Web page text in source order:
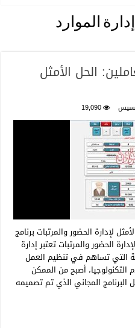
الموارد
الحل الأمثل
19,090
لإدارة الحضور والمرتبات برنامج
الحضور والمرتبات تعتبر إدارة
التي تساهم في تنظيم العمل
أصبح من الممكن
المجاني الذي تم تصميمه